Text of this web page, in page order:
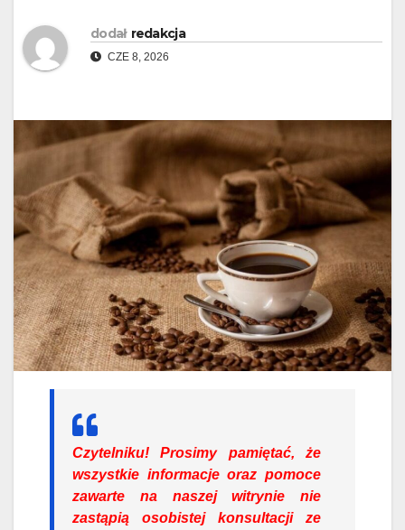
dodał redakcja
CZE 8, 2026
Czytelniku! Prosimy pamiętać, że
wszystkie informacje oraz pomoce
zawarte na naszej witrynie nie
zastąpią osobistej konsultacji ze